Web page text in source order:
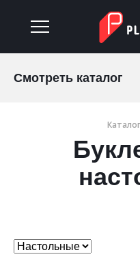
Оплата и доставка
Смотреть каталог
Каталог